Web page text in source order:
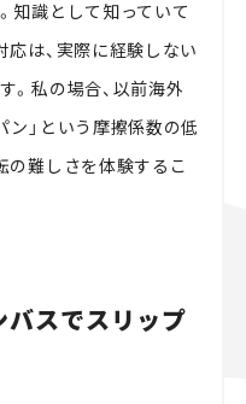
知識として知っていて
は、実際に経験しない
。私の場合、以前海外
ン」という摩擦係数の低
の難しさを体験するこ
バスでスリップ